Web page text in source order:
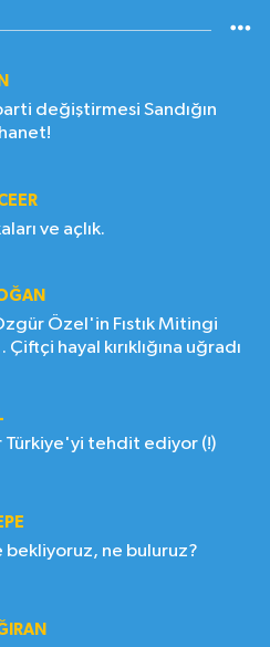
değiştirmesi Sandığın
ve açlık.
Özel'in Fıstık Mitingi
hayal kırıklığına uğradı
Türkiye'yi tehdit ediyor (!)
bekliyoruz, ne buluruz?